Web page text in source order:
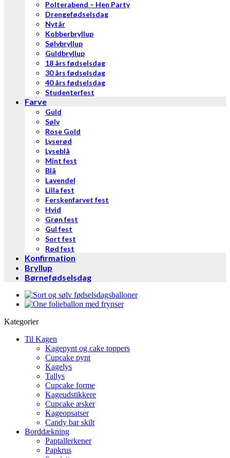
Polterabend – Hen Party
Drengefødselsdag
Nytår
Kobberbryllup
Sølvbryllup
Guldbryllup
18 års fødselsdag
30 års fødselsdag
40 års fødselsdag
Studenterfest
Farve
Guld
Sølv
Rose Gold
Lyserød
Lyseblå
Mint fest
Blå
Lavendel
Lilla fest
Ferskenfarvet fest
Hvid
Grøn fest
Gul fest
Sort fest
Rød fest
Konfirmation
Bryllup
Børnefødselsdag
Kategorier
Til Kagen
Kagepynt og cake toppers
Cupcake pynt
Kagelys
Tallys
Cupcake forme
Kageudstikkere
Cupcake æsker
Kageopsatser
Candy bar skilt
Borddækning
Paptallerkener
Papkrus